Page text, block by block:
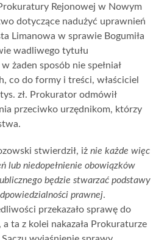
Rejonowej w Nowym
dotyczące nadużyć uprawnień
Limanowa w sprawie Bogumiła
wadliwego tytułu
żaden sposób nie spełniał
co do formy i treści, właściciel
zł. Prokurator odmówił
przeciwko urzędnikom, którzy
stwierdził, iż nie każde więc
lub niedopełnienie obowiązków
będzie stwarzać podstawy
prawnej.
przekazało sprawę do
ta z kolei nakazała Prokuraturze